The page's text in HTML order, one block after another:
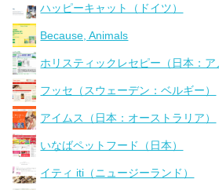
ハッピーキャット（ドイツ）
Because, Animals
ホリスティックレセピー（日本：ア
フッセ（スウェーデン：ベルギー）
アイムス（日本：オーストラリア）
いなばペットフード（日本）
イティ iti（ニュージーランド）